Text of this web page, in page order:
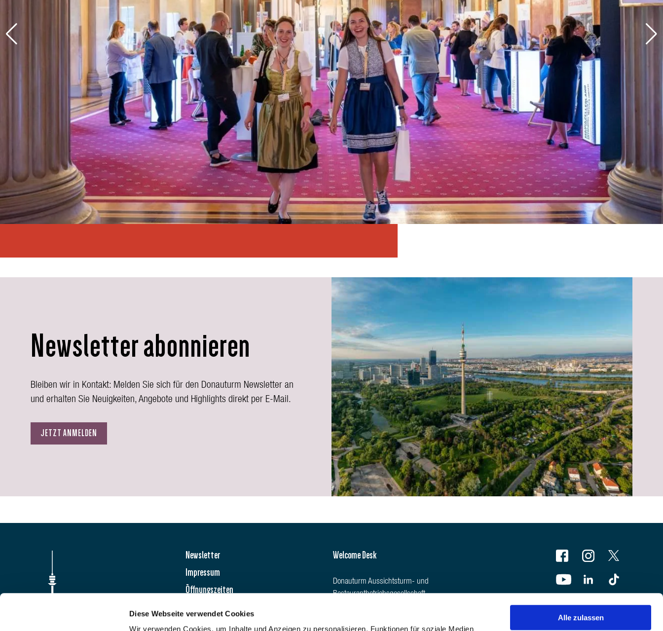
Diese Webseite verwendet Cookies
Wir verwenden Cookies, um Inhalte und Anzeigen zu personalisieren, Funktionen für soziale Medien
Alle zulassen
Newsletter abonnieren
Bleiben wir in Kontakt: Melden Sie sich für den Donauturm Newsletter an
und erhalten Sie Neuigkeiten, Angebote und Highlights direkt per E-Mail.
JETZT ANMELDEN
Newsletter
Impressum
Öffnungszeiten
Welcome Desk
Donauturm Aussichtsturm- und
Restaurantbetriebsgesellschaft